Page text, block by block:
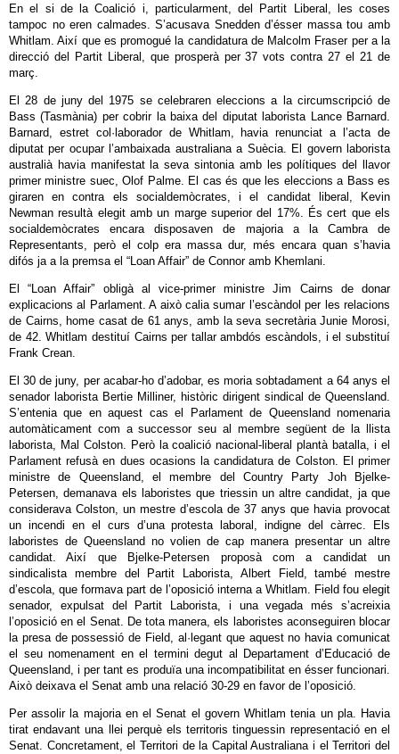
En el si de la Coalició i, particularment, del Partit Liberal, les coses
tampoc no eren calmades. S’acusava Snedden d’ésser massa tou amb
Whitlam. Així que es promogué la candidatura de Malcolm Fraser per a la
direcció del Partit Liberal, que prosperà per 37 vots contra 27 el 21 de
març.
El 28 de juny del 1975 se celebraren eleccions a la circumscripció de
Bass (Tasmània) per cobrir la baixa del diputat laborista Lance Barnard.
Barnard, estret col·laborador de Whitlam, havia renunciat a l’acta de
diputat per ocupar l’ambaixada australiana a Suècia. El govern laborista
australià havia manifestat la seva sintonia amb les polítiques del llavor
primer ministre suec, Olof Palme. El cas és que les eleccions a Bass es
giraren en contra els socialdemòcrates, i el candidat liberal, Kevin
Newman resultà elegit amb un marge superior del 17%. És cert que els
socialdemòcrates encara disposaven de majoria a la Cambra de
Representants, però el colp era massa dur, més encara quan s’havia
difós ja a la premsa el “Loan Affair” de Connor amb Khemlani.
El “Loan Affair” obligà al vice-primer ministre Jim Cairns de donar
explicacions al Parlament. A això calia sumar l’escàndol per les relacions
de Cairns, home casat de 61 anys, amb la seva secretària Junie Morosi,
de 42. Whitlam destituí Cairns per tallar ambdós escàndols, i el substituí
Frank Crean.
El 30 de juny, per acabar-ho d’adobar, es moria sobtadament a 64 anys el
senador laborista Bertie Milliner, històric dirigent sindical de Queensland.
S’entenia que en aquest cas el Parlament de Queensland nomenaria
automàticament com a successor seu al membre següent de la llista
laborista, Mal Colston. Però la coalició nacional-liberal plantà batalla, i el
Parlament refusà en dues ocasions la candidatura de Colston. El primer
ministre de Queensland, el membre del Country Party Joh Bjelke-
Petersen, demanava els laboristes que triessin un altre candidat, ja que
considerava Colston, un mestre d’escola de 37 anys que havia provocat
un incendi en el curs d’una protesta laboral, indigne del càrrec. Els
laboristes de Queensland no volien de cap manera presentar un altre
candidat. Així que Bjelke-Petersen proposà com a candidat un
sindicalista membre del Partit Laborista, Albert Field, també mestre
d’escola, que formava part de l’oposició interna a Whitlam. Field fou elegit
senador, expulsat del Partit Laborista, i una vegada més s’acreixia
l’oposició en el Senat. De tota manera, els laboristes aconseguiren blocar
la presa de possessió de Field, al·legant que aquest no havia comunicat
el seu nomenament en el termini degut al Departament d’Educació de
Queensland, i per tant es produïa una incompatibilitat en ésser funcionari.
Això deixava el Senat amb una relació 30-29 en favor de l’oposició.
Per assolir la majoria en el Senat el govern Whitlam tenia un pla. Havia
tirat endavant una llei perquè els territoris tinguessin representació en el
Senat. Concretament, el Territori de la Capital Australiana i el Territori del